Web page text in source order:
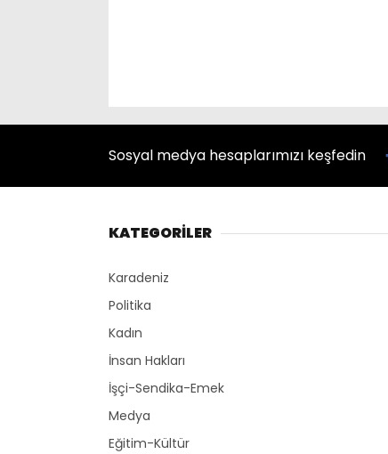
Sosyal medya hesaplarımızı keşfedin
KATEGORİLER
Karadeniz
Politika
Kadın
İnsan Hakları
İşçi-Sendika-Emek
Medya
Eğitim-Kültür